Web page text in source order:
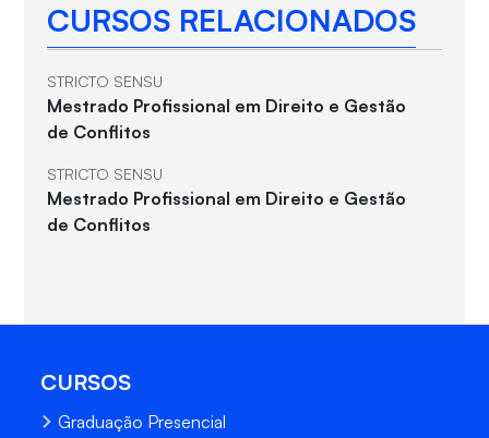
CURSOS RELACIONADOS
STRICTO SENSU
Mestrado Profissional em Direito e Gestão
de Conflitos
STRICTO SENSU
Mestrado Profissional em Direito e Gestão
de Conflitos
CURSOS
Graduação Presencial